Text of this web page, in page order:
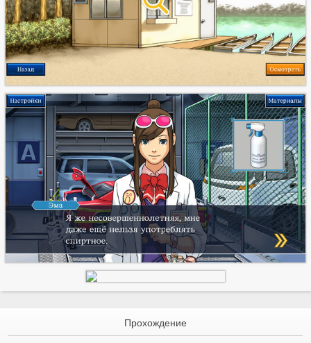
Прохождение